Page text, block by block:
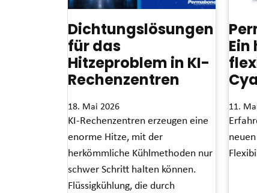
Dichtungslösungen
für das
Hitzeproblem in KI-
Rechenzentren
18. Mai 2026
KI-Rechenzentren erzeugen eine
enorme Hitze, mit der
herkömmliche Kühlmethoden nur
schwer Schritt halten können.
Flüssigkühlung, die durch
11.